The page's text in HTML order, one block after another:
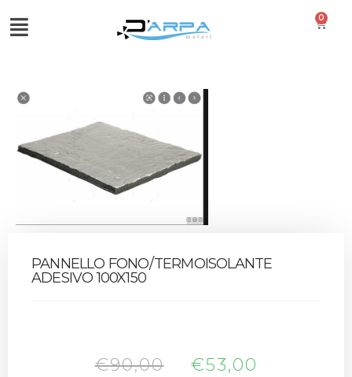
0
PANNELLO FONO/TERMOISOLANTE
ADESIVO 100X150
€90,00 €53,00